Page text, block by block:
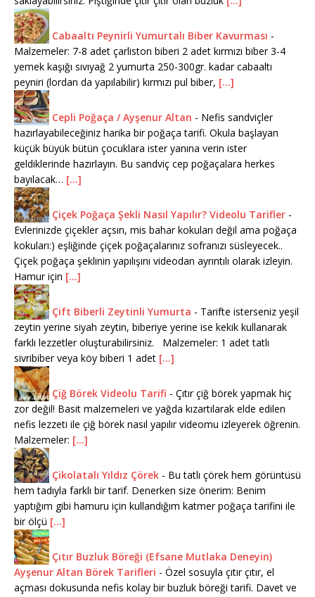
Cabaaltı Peynirli Yumurtalı Biber Kavurması -
Malzemeler: 7-8 adet çarliston biberi 2 adet kırmızı biber 3-4
yemek kaşığı sıvıyağ 2 yumurta 250-300gr. kadar cabaaltı
peyniri (lordan da yapılabilir) kırmızı pul biber, [...]
Cepli Poğaça / Ayşenur Altan - Nefis sandviçler
hazırlayabileceğiniz harika bir poğaça tarifi. Okula başlayan
küçük büyük bütün çocuklara ister yanına verin ister
geldiklerinde hazırlayın. Bu sandviç cep poğaçalara herkes
bayılacak… [...]
Çiçek Poğaça Şekli Nasıl Yapılır? Videolu Tarifler -
Evlerinizde çiçekler açsın, mis bahar kokuları değil ama poğaça
kokuları:) eşliğinde çiçek poğaçalarınız sofranızı süsleyecek..
Çiçek poğaça şeklinin yapılışını videodan ayrıntılı olarak izleyin.
Hamur için [...]
Çift Biberli Zeytinli Yumurta - Tarifte isterseniz yeşil
zeytin yerine siyah zeytin, biberiye yerine ise kekik kullanarak
farklı lezzetler oluşturabilirsiniz. Malzemeler: 1 adet tatlı
sivribiber veya köy biberi 1 adet [...]
Çiğ Börek Videolu Tarifi - Çıtır çiğ börek yapmak hiç
zor değil! Basit malzemeleri ve yağda kızartılarak elde edilen
nefis lezzeti ile çiğ börek nasıl yapılır videomu izleyerek öğrenin.
Malzemeler: [...]
Çikolatalı Yıldız Çörek - Bu tatlı çörek hem görüntüsü
hem tadıyla farklı bir tarif. Denerken size önerim: Benim
yaptığım gibi hamuru için kullandığım katmer poğaça tarifini ile
bir ölçü [...]
Çıtır Buzluk Böreği (Efsane Mutlaka Deneyin)
Ayşenur Altan Börek Tarifleri - Özel sosuyla çıtır çıtır, el
açması dokusunda nefis kolay bir buzluk böreği tarifi. Davet ve